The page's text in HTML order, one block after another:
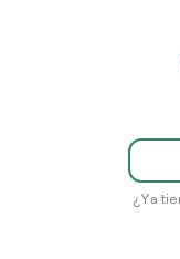
¿Ya